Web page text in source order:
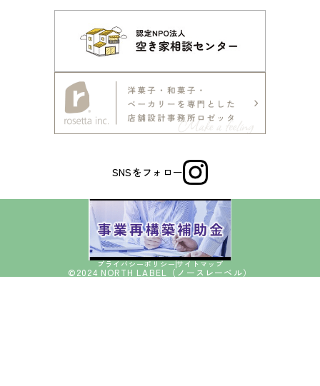
SNSをフォロー
©2024 NORTH LABEL（ノースレーベル）
プライバシーポリシーサイトマップ